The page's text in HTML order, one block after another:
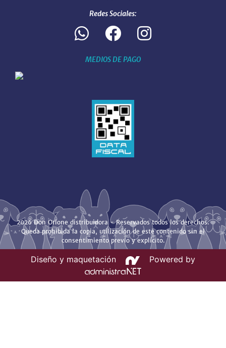
Redes Sociales:
MEDIOS DE PAGO
2026 Don Orione distribuidora - Reservados todos los derechos.
Queda prohibida la copia, utilización de este contenido sin el
consentimiento previo y explícito.
Diseño y maquetación Powered by